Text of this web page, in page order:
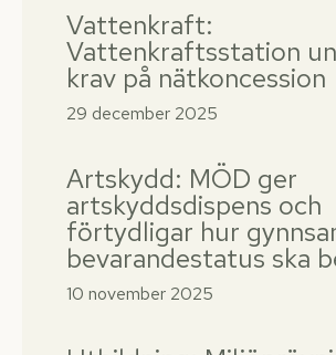
Vattenkraft:
Vattenkraftsstation
krav på nätkoncession
29 december 2025
Artskydd: MÖD ger
artskyddsdispens och
förtydligar hur
bevarandestatus ska
10 november 2025